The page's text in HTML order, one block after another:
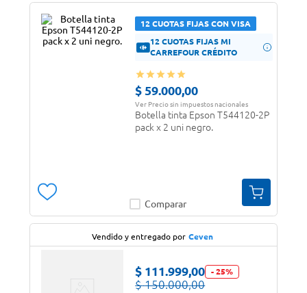
12 CUOTAS FIJAS CON VISA
12 CUOTAS FIJAS MI
CARREFOUR CRÉDITO
$ 59.000,00
Ver Precio sin impuestos nacionales
Botella tinta Epson T544120-2P
pack x 2 uni negro.
Comparar
Vendido y entregado por Ceven
$ 111.999,00 -25%
$ 150.000,00